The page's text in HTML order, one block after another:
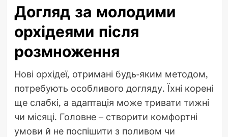
Догляд за молодими
орхідеями після
розмноження
Нові орхідеї, отримані будь-яким методом,
потребують особливого догляду. Їхні корені
ще слабкі, а адаптація може тривати тижні
чи місяці. Головне – створити комфортні
умови й не поспішити з поливом чи